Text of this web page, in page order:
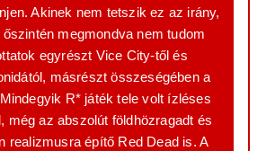
Akinek nem tetszik ez az irány,
megmondva nem tudom
egyrészt Vice City-től és
másrészt összeségében a
R* játék tele volt ízléses
még az abszolút földhözragadt és
realizmusra építő Red Dead is. A